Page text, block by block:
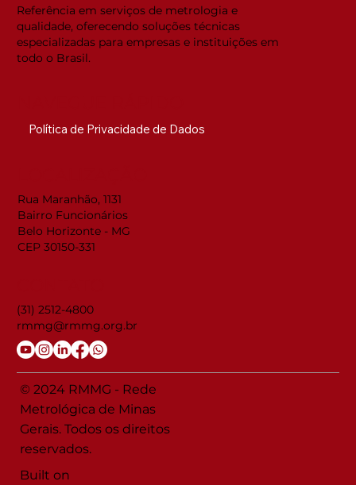
Referência em serviços de metrologia e
qualidade, oferecendo soluções técnicas
especializadas para empresas e instituições em
todo o Brasil.
Política de Privacidade de Dados
Rua Maranhão, 1131
Bairro Funcionários
Belo Horizonte - MG
CEP 30150-331
(31) 2512-4800
rmmg@rmmg.org.br
© 2024 RMMG - Rede
Metrológica de Minas
Gerais. Todos os direitos
reservados.
Built on